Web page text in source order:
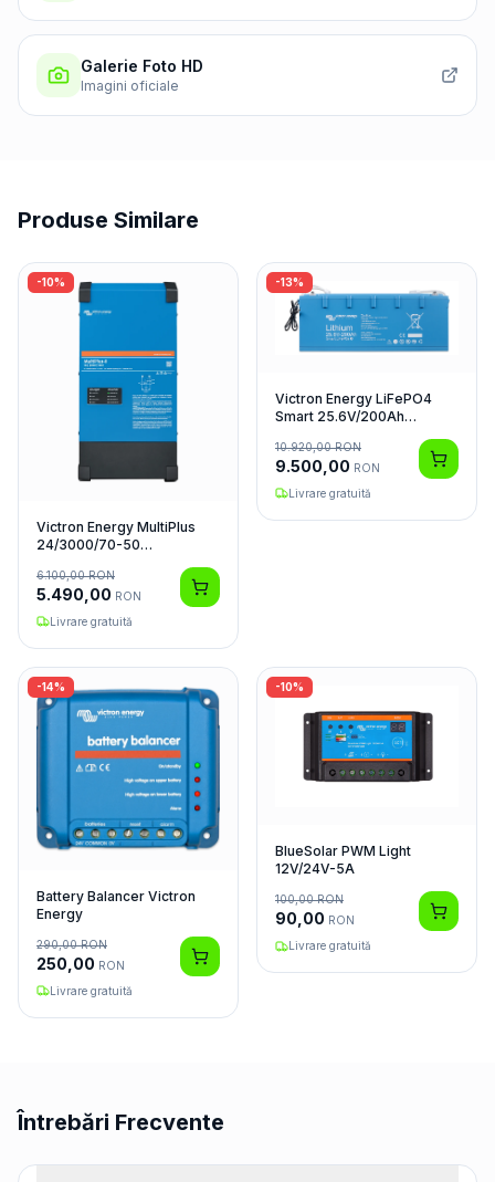
Galerie Foto HD
Imagini oficiale
Produse Similare
-10%
Victron Energy MultiPlus
24/3000/70-50
6.100,00RON
5.490,00 RON
Livrare gratuită
-13%
Victron Energy LiFePO4
Smart 25.6V/200Ah
10.920,00RON
9.500,00 RON
Livrare gratuită
-14%
Battery Balancer Victron
Energy
290,00RON
250,00 RON
Livrare gratuită
-10%
BlueSolar PWM Light
12V/24V-5A
100,00RON
90,00 RON
Livrare gratuită
Întrebări Frecvente